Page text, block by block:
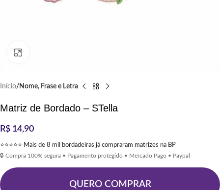
Início Nome, Frase e Letra
Matriz de Bordado – STella
R$ 14,90
⭐⭐⭐⭐⭐ Mais de 8 mil bordadeiras já compraram matrizes na BP
🔒 Compra 100% segura • Pagamento protegido • Mercado Pago • Paypal
QUERO COMPRAR